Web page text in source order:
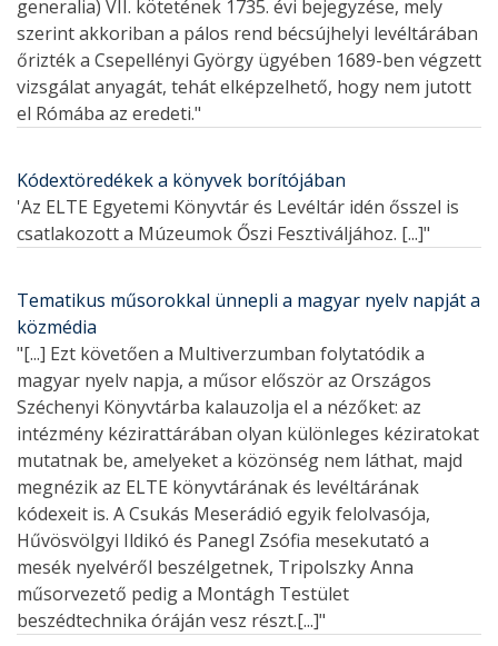
generalia) VII. kötetének 1735. évi bejegyzése, mely
szerint akkoriban a pálos rend bécsújhelyi levéltárában
őrizték a Csepellényi György ügyében 1689-ben végzett
vizsgálat anyagát, tehát elképzelhető, hogy nem jutott
el Rómába az eredeti."
Kódextöredékek a könyvek borítójában
'Az ELTE Egyetemi Könyvtár és Levéltár idén ősszel is
csatlakozott a Múzeumok Őszi Fesztiváljához. [...]"
Tematikus műsorokkal ünnepli a magyar nyelv napját a
közmédia
"[...] Ezt követően a Multiverzumban folytatódik a
magyar nyelv napja, a műsor először az Országos
Széchenyi Könyvtárba kalauzolja el a nézőket: az
intézmény kézirattárában olyan különleges kéziratokat
mutatnak be, amelyeket a közönség nem láthat, majd
megnézik az ELTE könyvtárának és levéltárának
kódexeit is. A Csukás Meserádió egyik felolvasója,
Hűvösvölgyi Ildikó és Panegl Zsófia mesekutató a
mesék nyelvéről beszélgetnek, Tripolszky Anna
műsorvezető pedig a Montágh Testület
beszédtechnika óráján vesz részt.[...]"